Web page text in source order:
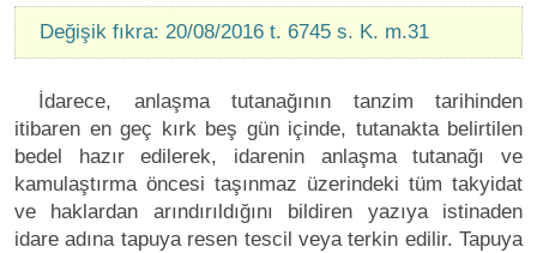
Değişik fıkra: 20/08/2016 t. 6745 s. K. m.31
İdarece, anlaşma tutanağının tanzim tarihinden
itibaren en geç kırk beş gün içinde, tutanakta belirtilen
bedel hazır edilerek, idarenin anlaşma tutanağı ve
kamulaştırma öncesi taşınmaz üzerindeki tüm takyidat
ve haklardan arındırıldığını bildiren yazıya istinaden
idare adına tapuya resen tescil veya terkin edilir. Tapuya